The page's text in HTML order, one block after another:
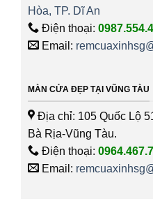
Hòa, TP. Dĩ An
Điện thoại:
Email:
MÀN CỬA ĐẸP TẠI VŨNG TÀU
Địa chỉ: 105 Quốc Lộ
Bà Rịa-Vũng Tàu.
Điện thoại:
Email: